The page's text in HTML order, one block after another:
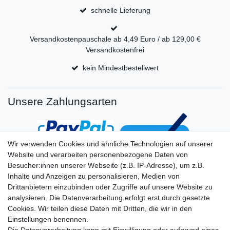
schnelle Lieferung
Versandkostenpauschale ab 4,49 Euro / ab 129,00 €
Versandkostenfrei
kein Mindestbestellwert
Unsere Zahlungsarten
Wir verwenden Cookies und ähnliche Technologien auf unserer
Website und verarbeiten personenbezogene Daten von
Besucher:innen unserer Webseite (z.B. IP-Adresse), um z.B.
Inhalte und Anzeigen zu personalisieren, Medien von
Drittanbietern einzubinden oder Zugriffe auf unsere Website zu
analysieren. Die Datenverarbeitung erfolgt erst durch gesetzte
Cookies. Wir teilen diese Daten mit Dritten, die wir in den
Einstellungen benennen.